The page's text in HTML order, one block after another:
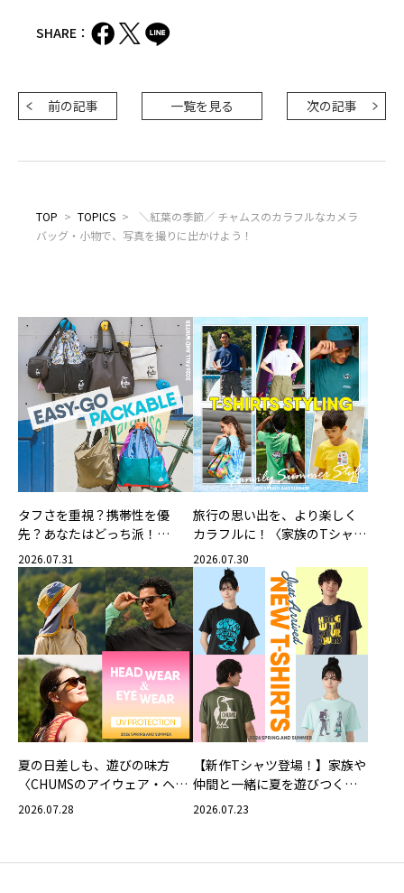
SHARE：
前の記事 一覧を見る 次の記事
TOP > TOPICS >
＼紅葉の季節／ チャムスのカラフルなカメラ
バッグ・小物で、写真を撮りに出かけよう！
タフさを重視？携帯性を優
先？あなたはどっち派！
CHUMSの軽量バッグ
2026.07.31
旅行の思い出を、より楽しく
カラフルに！〈家族のTシャツ
スタイリング特集〉
2026.07.30
夏の日差しも、遊びの味方
〈CHUMSのアイウェア・ヘッ
ドウェア〉
2026.07.28
【新作Tシャツ登場！】家族や
仲間と一緒に夏を遊びつくそ
う！
2026.07.23